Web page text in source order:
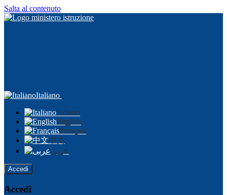
Salta al contenuto
Italiano
Italiano
English
Français
中文
عربى
Accedi
Accedi